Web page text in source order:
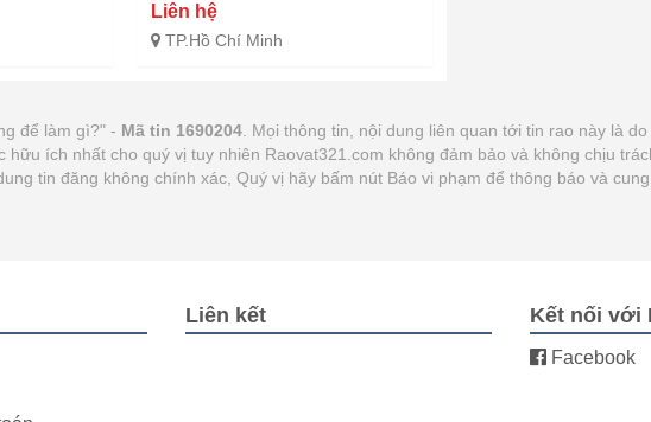
Liên hệ
TP.Hồ Chí Minh
để làm gì?" - Mã tin 1690204 . Mọi thông tin, nội dung liên quan tới tin rao này là
ích nhất cho quý vị tuy nhiên Raovat321.com không đảm bảo và không chịu
tin đăng không chính xác, Quý vị hãy bấm nút Báo vi phạm để thông báo và
Liên kết Kết nối với
Facebook